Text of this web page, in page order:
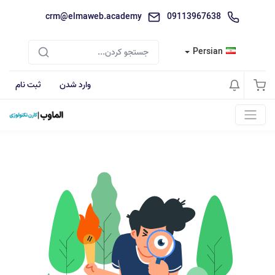
09113967638
crm@elmaweb.academy
Persian
وارد شدن ثبت نام